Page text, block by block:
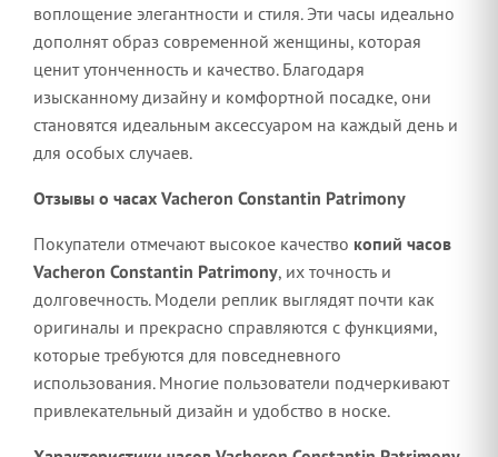
воплощение элегантности и стиля. Эти часы идеально
дополнят образ современной женщины, которая
ценит утонченность и качество. Благодаря
изысканному дизайну и комфортной посадке, они
становятся идеальным аксессуаром на каждый день и
для особых случаев.
Отзывы о часах Vacheron Constantin Patrimony
Покупатели отмечают высокое качество копий часов
Vacheron Constantin Patrimony, их точность и
долговечность. Модели реплик выглядят почти как
оригиналы и прекрасно справляются с функциями,
которые требуются для повседневного
использования. Многие пользователи подчеркивают
привлекательный дизайн и удобство в носке.